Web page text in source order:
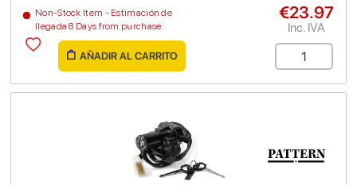
Non-Stock Item - Estimación de
llegada 8 Days from purchase
€23.97
Inc. IVA
AÑADIR AL CARRITO